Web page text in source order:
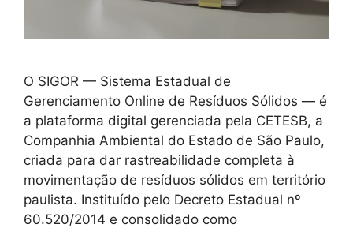
O SIGOR — Sistema Estadual de
Gerenciamento Online de Resíduos Sólidos — é
a plataforma digital gerenciada pela CETESB, a
Companhia Ambiental do Estado de São Paulo,
criada para dar rastreabilidade completa à
movimentação de resíduos sólidos em território
paulista. Instituído pelo Decreto Estadual nº
60.520/2014 e consolidado como